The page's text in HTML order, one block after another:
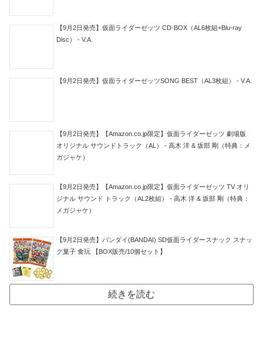
【9月2日発売】仮面ライダーゼッツ CD-BOX（AL6枚組+Blu-ray
Disc） - V.A.
【9月2日発売】仮面ライダーゼッツSONG BEST（AL3枚組） - V.A.
【9月2日発売】【Amazon.co.jp限定】仮面ライダーゼッツ 劇場版
オリジナル サウンドトラック（AL） - 高木 洋 & 坂部 剛（特典：メ
ガジャケ）
【9月2日発売】【Amazon.co.jp限定】仮面ライダーゼッツ TV オリ
ジナル サウンド トラック（AL2枚組） - 高木 洋 & 坂部 剛（特典：
メガジャケ）
【9月2日発売】バンダイ(BANDAI) SD仮面ライダースナック スナッ
ク菓子 食玩 【BOX販売/10個セット】
続きを読む